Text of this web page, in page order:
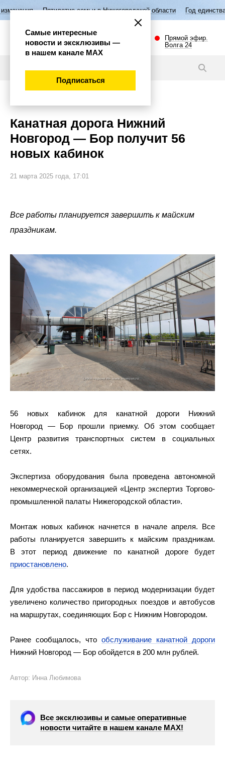
семьи в Нижегородской области Год единства народов России
Прямой эфир.
Волга 24
Канатная дорога Нижний
Новгород — Бор получит 56
новых кабинок
21 марта 2025 года, 17:01
Все работы планируется завершить к майским
праздникам.
56 новых кабинок для канатной дороги Нижний
Новгород — Бор прошли приемку. Об этом сообщает
Центр развития транспортных систем в социальных
сетях.
Экспертиза оборудования была проведена автономной
некоммерческой организацией «Центр экспертиз Торгово-
промышленной палаты Нижегородской области».
Монтаж новых кабинок начнется в начале апреля. Все
работы планируется завершить к майским праздникам.
В этот период движение по канатной дороге будет
приостановлено.
Для удобства пассажиров в период модернизации будет
увеличено количество пригородных поездов и автобусов
на маршрутах, соединяющих Бор с Нижним Новгородом.
Ранее сообщалось, что обслуживание канатной дороги
Нижний Новгород — Бор обойдется в 200 млн рублей.
Автор: Инна Любимова
Все эксклюзивы и самые оперативные
новости читайте в нашем канале МАХ!
Самые интересные
новости и эксклюзивы —
в нашем канале МАХ
Подписаться